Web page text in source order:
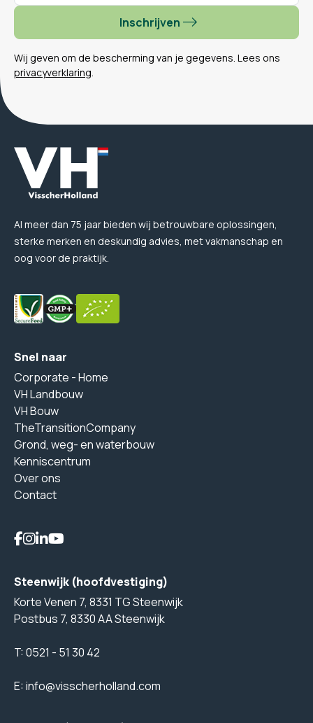
Inschrijven
Wij geven om de bescherming van je gegevens. Lees ons
privacyverklaring
Al meer dan 75 jaar bieden wij betrouwbare oplossingen,
sterke merken en deskundig advies, met vakmanschap en
oog voor de praktijk.
Snel naar
Corporate - Home
VH Landbouw
VH Bouw
TheTransitionCompany
Grond, weg- en waterbouw
Kenniscentrum
Over ons
Contact
Steenwijk (hoofdvestiging)
Korte Venen 7, 8331 TG Steenwijk
Postbus 7, 8330 AA Steenwijk
T:0521 - 51 30 42
E:info@visscherholland.com